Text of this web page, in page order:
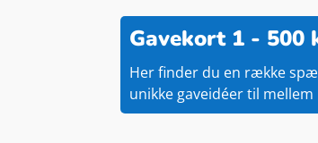
Gavekort 1 - 500
Her finder du en række
unikke gaveidéer til mellem